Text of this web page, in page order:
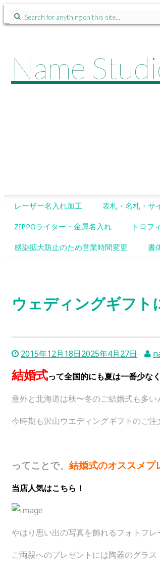
Search
for:
Name
SKIP
CONTENT
レーザー名入れ加工 表札・名札・サ
ZIPPOライター・金属名入れ トロフ
感染拡大防止のため営業時間変更 書
ウェディングギフト
2015年12月18日2025年4月27日
結婚式って全国的にも夏は一番少な
意外と北海道は秋〜冬のご結婚式も多い
今時期も沢山ウエディングギフトのご注
ってことで、 結婚式のオススメプ
当店人気はこちら！
やはり思い出の写真を飾れるフォトフレ
ご両親へのプレゼントには陶器のグラス